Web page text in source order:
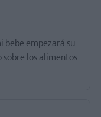
empezará su
los alimentos